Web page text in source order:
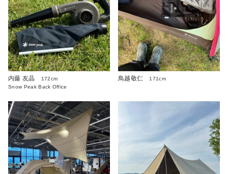
内藤 友晶
172cm
Snow Peak Back Office
鳥越敬仁 171cm